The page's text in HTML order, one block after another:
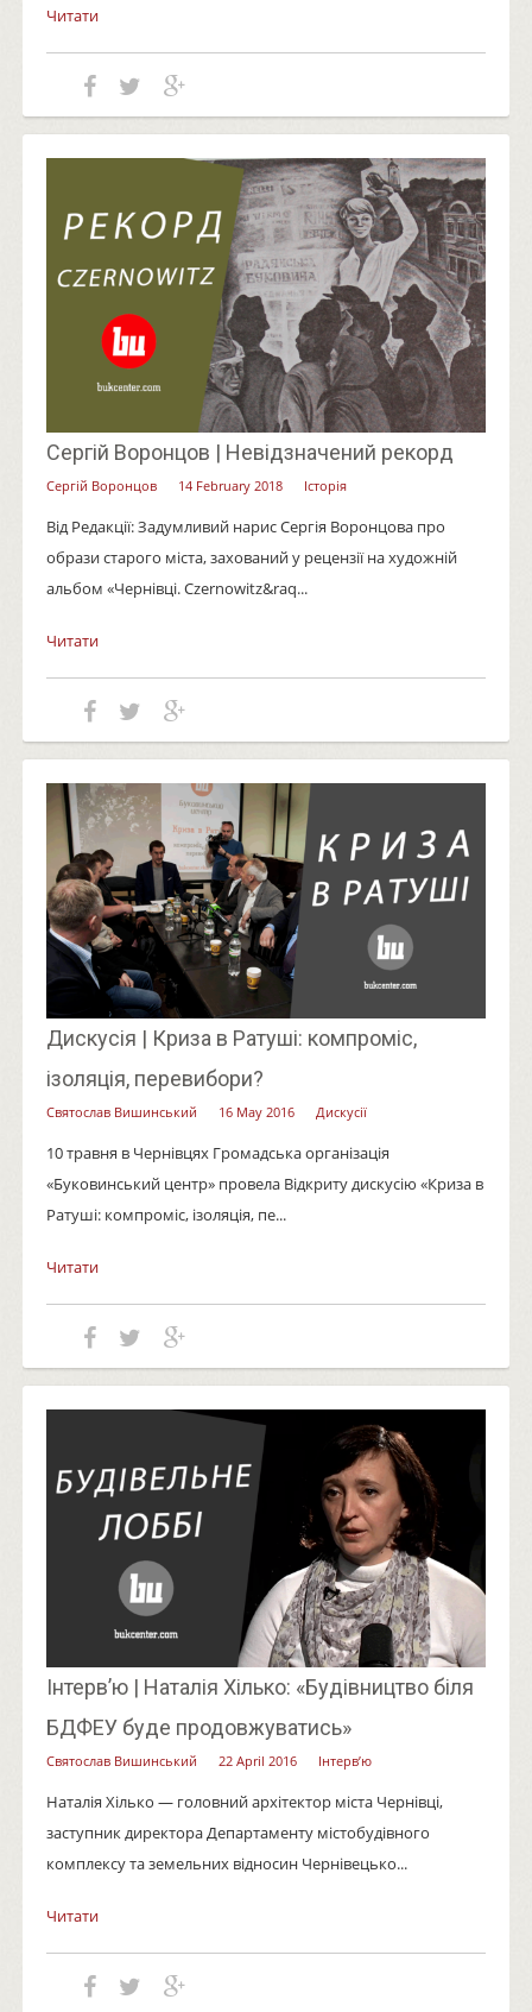
Читати
Сергій Воронцов | Невідзначений рекорд
Сергій Воронцов 14 February 2018 Історія
Від Редакції: Задумливий нарис Сергія Воронцова про
образи старого міста, захований у рецензії на художній
альбом «Чернівці. Czernowitz&raq...
Читати
Дискусія | Криза в Ратуші: компроміс,
ізоляція, перевибори?
Святослав Вишинський 16 May 2016 Дискусії
10 травня в Чернівцях Громадська організація
«Буковинський центр» провела Відкриту дискусію «Криза в
Ратуші: компроміс, ізоляція, пе...
Читати
Інтерв’ю | Наталія Хілько: «Будівництво біля
БДФЕУ буде продовжуватись»
Святослав Вишинський 22 April 2016 Інтерв’ю
Наталія Хілько — головний архітектор міста Чернівці,
заступник директора Департаменту містобудівного
комплексу та земельних відносин Чернівецько...
Читати